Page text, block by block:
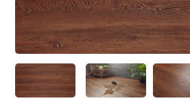
ОТПРАВИТЬ
Ваши данные не будут
лицам
Ваши данные не будут
лицам